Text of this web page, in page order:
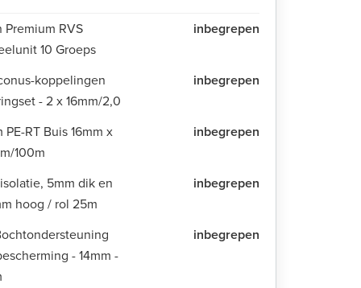
Premium RVS
10 Groeps
inbegrepen
koppelingen
- 2 x 16mm/2,0
inbegrepen
PE-RT Buis 16mm x
100m
inbegrepen
5mm dik en
hoog / rol 25m
inbegrepen
- 14mm -
inbegrepen